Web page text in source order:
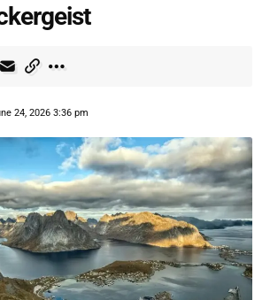
24, 2026 3:36 pm